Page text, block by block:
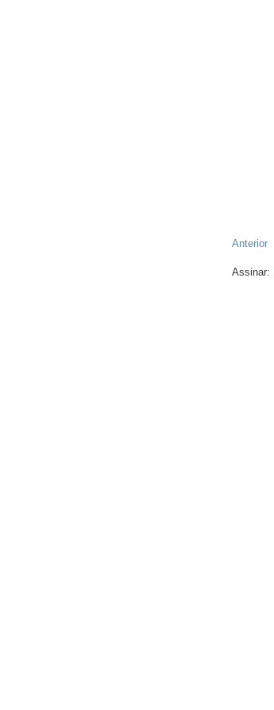
Anterior
Assinar: